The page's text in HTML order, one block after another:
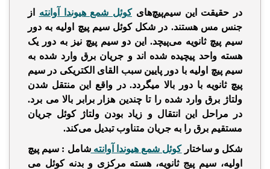
در حقیقت این سیم‌پیچ‌هایکوئل شمع هیوندا آوانته از
جنس مس هستند. در شکل کوئل سیم پیچ اولیه به دور
سیم پیچ ثانویه می‌پیچد. این دو سیم پیچ نیز به دور یک
هسته‌ واحد پیچیده‌ شده اند و جریان برق وارد شده به
سیم پیچ اولیه با دور پایین سبب القای الکتریکی در سیم
پیچ ثانویه با دور بالا میگردد. در واقع این منتقل شدن
ولتاژ برق وارد شده را تا چندین هزار برابر بالا می برد.
در مراحل این انتقال و زیاد بودن ولتاژ کوئل جریان
مستقیم برق را به جریان متناوب تبدیل می‌کند.
شکل و ساختارکوئل شمع هیوندا آوانتهشامل : سیم پیچ
اولیه، سیم پیج ثانویه، هسته مرکزی و بدنه کوئل می